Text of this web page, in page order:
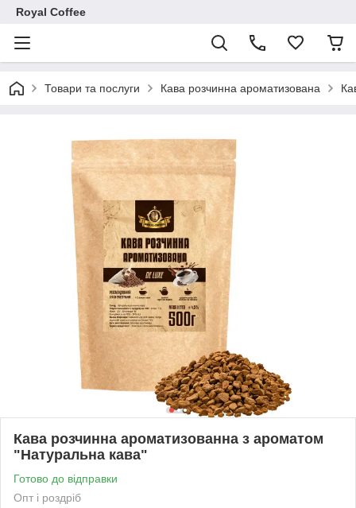
Royal Coffee
Товари та послуги Кава розчинна ароматизована
Кава розчинна ароматизованна з ароматом
"Натуральна кава"
Готово до відправки
Опт і роздріб